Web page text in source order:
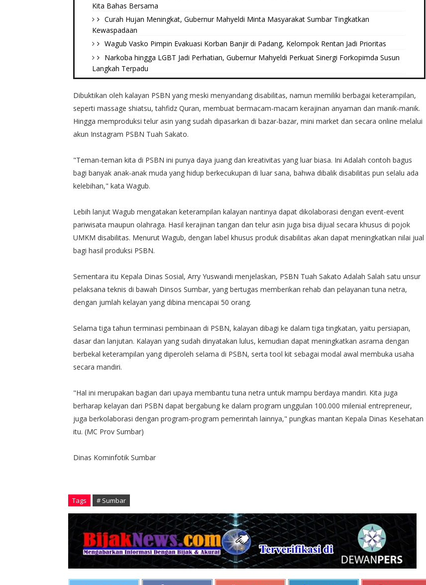
Kita Bahas Bersama
Curah Hujan Meningkat, Gubernur Mahyeldi Minta Masyarakat Sumbar Tingkatkan
Kewaspadaan
Wagub Vasko Pimpin Evakuasi Korban Banjir di Padang, Kelompok Rentan Jadi Prioritas
Narkoba hingga LGBT Jadi Perhatian, Gubernur Mahyeldi Perkuat Sinergi Forkopimda Susun
Langkah Terpadu
Dibuktikan oleh kalayan PSBN yang meski menyandang disabilitas, namun memiliki berbagai keterampilan,
seperti massage shiatsu, tahfidz Quran, membuat bermacam-macam kerajinan anyaman dan manik-manik.
Hingga memproduksi telur asin yang sudah dipasarkan di bazar-bazar, mini market dan secara online melalui
akun Instagram PSBN Tuah Sakato.
"Teman-teman kita di PSBN ini punya daya juang dan kreativitas yang luar biasa. Ini Adalah contoh bagus
bagi banyak anak-anak muda yang hidup berkecukupan di luar sana, bahwa dibalik disabilitas pun selalu ada
kelebihan," kata Wagub.
Lebih lanjut Wagub mengatakan keterampilan kalayan nantinya dapat dikolaborasi dengan event-event
pariwisata maupun olahraga. Hasil kerajinan tangan dan telur asin juga bisa dijual secara khusus di pojok
UMKM disabilitas. Menurut Wagub, dengan label khusus produk disabilitas akan dapat meningkatkan nilai jual
bagi hasil produksi PSBN.
Sementara itu Kepala Dinas Sosial, Arry Yuswandi menjelaskan, PSBN Tuah Sakato Adalah Salah satu unsur
pelaksana teknis di bawah Dinsos Sumbar, yang bertugas memberikan rehab dan pelayanan tuna netra,
dengan jumlah kelayan yang dibina mencapai 50 orang.
Selama tiga tahun terminasi pembinaan di PSBN, kalayan dibagi ke dalam tiga tingkatan, yaitu persiapan,
dasar dan lanjutan. Kalayan yang sudah dinyatakan lulus, kemudian dapat meningkatkan asrama dengan
berbekal keterampilan yang diperoleh selama di PSBN, serta tool kit sebagai modal awal membuka usaha
secara mandiri.
"Hal ini merupakan bagian dari upaya membantu tuna netra untuk mampu berdaya mandiri. Kita juga
berharap kelayan dari PSBN dapat bergabung ke dalam program unggulan 100.000 milenial entrepreneur,
juga berkolaborasi dengan program-program pemerintah lainnya," pungkas mantan Kepala Dinas Kesehatan
itu. (MC Prov Sumbar)
Dinas Kominfotik Sumbar
Tags # Sumbar